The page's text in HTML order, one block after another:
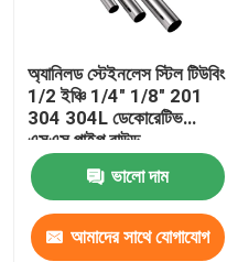
খাদ ইস্পাত টিউব
খাদ ইস্পাত কুণ্ডলী
গ্যালভানাইজড স্টিলের কয়েল
অ্যানিলড স্টেইনলেস স্টিল টিউবিং
1/2 ইঞ্চি 1/4" 1/8" 201
304 304L ডেকোরেটিভ
এসএস পাইপ রাউন্ড
ভালো দাম
আমাদের সাথে যোগাযোগ